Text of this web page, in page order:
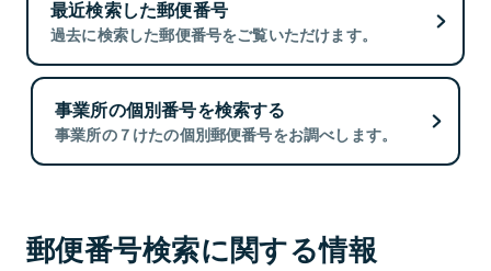
最近検索した郵便番号
過去に検索した郵便番号をご覧いただけます。
事業所の個別番号を検索する
事業所の７けたの個別郵便番号をお調べします。
郵便番号検索に関する情報